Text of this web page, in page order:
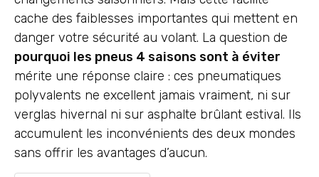
cache des faiblesses importantes qui mettent en
danger votre sécurité au volant. La question de
pourquoi les pneus 4 saisons sont à éviter
mérite une réponse claire : ces pneumatiques
polyvalents ne excellent jamais vraiment, ni sur
verglas hivernal ni sur asphalte brûlant estival. Ils
accumulent les inconvénients des deux mondes
sans offrir les avantages d’aucun.